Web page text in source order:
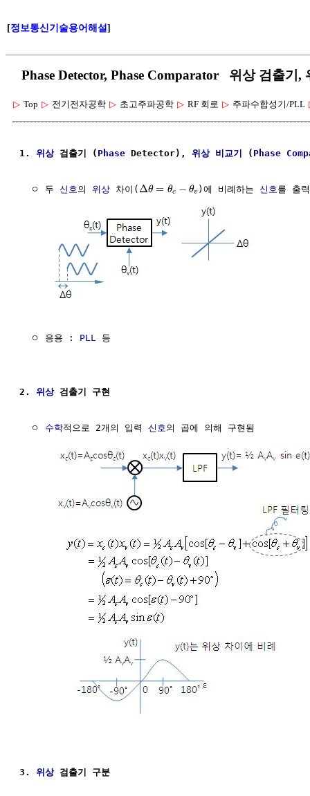
[정보통신기술용어해설]
Phase Detector, Phase Comparator 위상 검출기,
▷ Top ▷ 전기전자공학 ▷ 초고주파공학 ▷ RF 회로 ▷ 주파수합성기/PLL
1. 위상 검출기 ( Phase Detector), 위상 비교기 ( Phase
  ㅇ 두
신호의 위상 차이( Δθ = θc − θv )에 비례하는 신호를 출
  ㅇ 응용 :
PLL 등
2. 위상 검출기 구현
  ㅇ
수학적으로 2개의 입력 신호의 곱에 의해 구현됨
3. 위상 검출기 구분